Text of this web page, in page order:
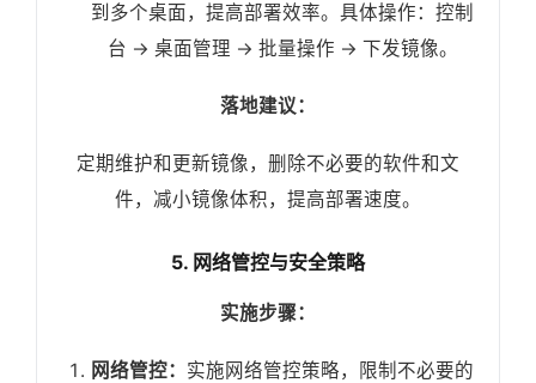
到多个桌面，提高部署效率。具体操作：控制
台 -> 桌面管理 -> 批量操作 -> 下发镜像。
落地建议：
定期维护和更新镜像，删除不必要的软件和文
件，减小镜像体积，提高部署速度。
5. 网络管控与安全策略
实施步骤：
网络管控： 实施网络管控策略，限制不必要的